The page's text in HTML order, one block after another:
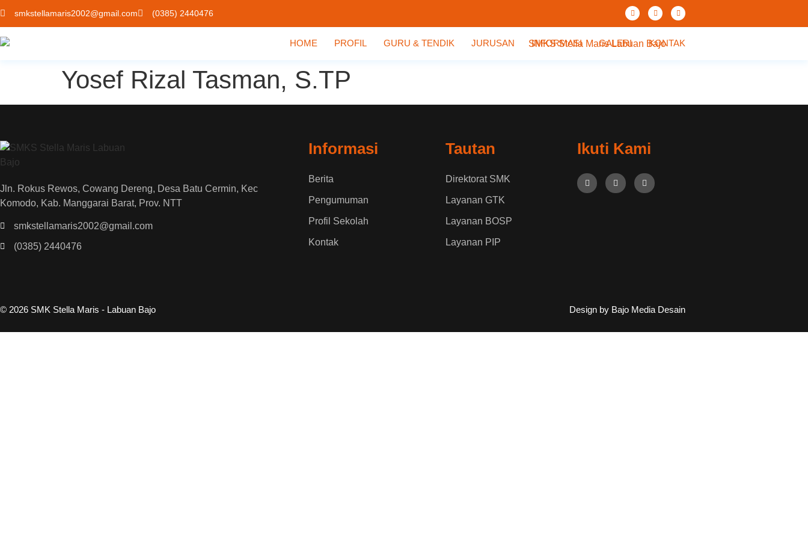
smkstellamaris2002@gmail.com (0385) 2440476
HOME PROFIL GURU & TENDIK JURUSAN INFORMASI GALERI KONTAK
Yosef Rizal Tasman, S.TP
Jln. Rokus Rewos, Cowang Dereng, Desa Batu Cermin, Kec
Komodo, Kab. Manggarai Barat, Prov. NTT
smkstellamaris2002@gmail.com
(0385) 2440476
Informasi
Berita
Pengumuman
Profil Sekolah
Kontak
Tautan
Direktorat SMK
Layanan GTK
Layanan BOSP
Layanan PIP
Ikuti Kami
© 2026 SMK Stella Maris - Labuan Bajo Design by Bajo Media Desain